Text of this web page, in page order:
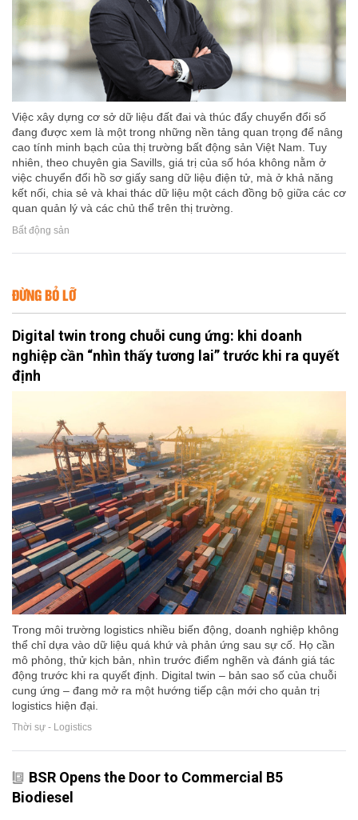
Việc xây dựng cơ sở dữ liệu đất đai và thúc đẩy chuyển đổi số
đang được xem là một trong những nền tảng quan trọng để nâng
cao tính minh bạch của thị trường bất động sản Việt Nam. Tuy
nhiên, theo chuyên gia Savills, giá trị của số hóa không nằm ở
việc chuyển đổi hồ sơ giấy sang dữ liệu điện tử, mà ở khả năng
kết nối, chia sẻ và khai thác dữ liệu một cách đồng bộ giữa các cơ
quan quản lý và các chủ thể trên thị trường.
Bất động sản
ĐỪNG BỎ LỠ
Digital twin trong chuỗi cung ứng: khi doanh
nghiệp cần “nhìn thấy tương lai” trước khi ra quyết
định
Trong môi trường logistics nhiều biến động, doanh nghiệp không
thể chỉ dựa vào dữ liệu quá khứ và phản ứng sau sự cố. Họ cần
mô phỏng, thử kịch bản, nhìn trước điểm nghẽn và đánh giá tác
động trước khi ra quyết định. Digital twin – bản sao số của chuỗi
cung ứng – đang mở ra một hướng tiếp cận mới cho quản trị
logistics hiện đại.
Thời sự - Logistics
BSR Opens the Door to Commercial B5
Biodiesel